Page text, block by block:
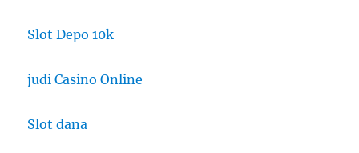
Slot Depo 10k
judi Casino Online
Slot dana